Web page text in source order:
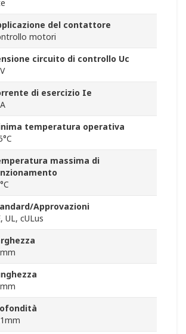
del contattore
motori
circuito di controllo Uc
di esercizio Ie
temperatura operativa
massima di
Approvazioni
UL, cULus